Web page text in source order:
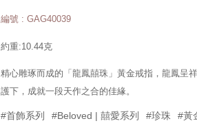
編號 : GAG40039
約重:10.44克
精心雕琢而成的「龍鳳囍珠」黃金戒指，龍鳳呈
護下，成就一段天作之合的佳緣。
#首飾系列 #Beloved | 囍愛系列 #珍珠 #黃